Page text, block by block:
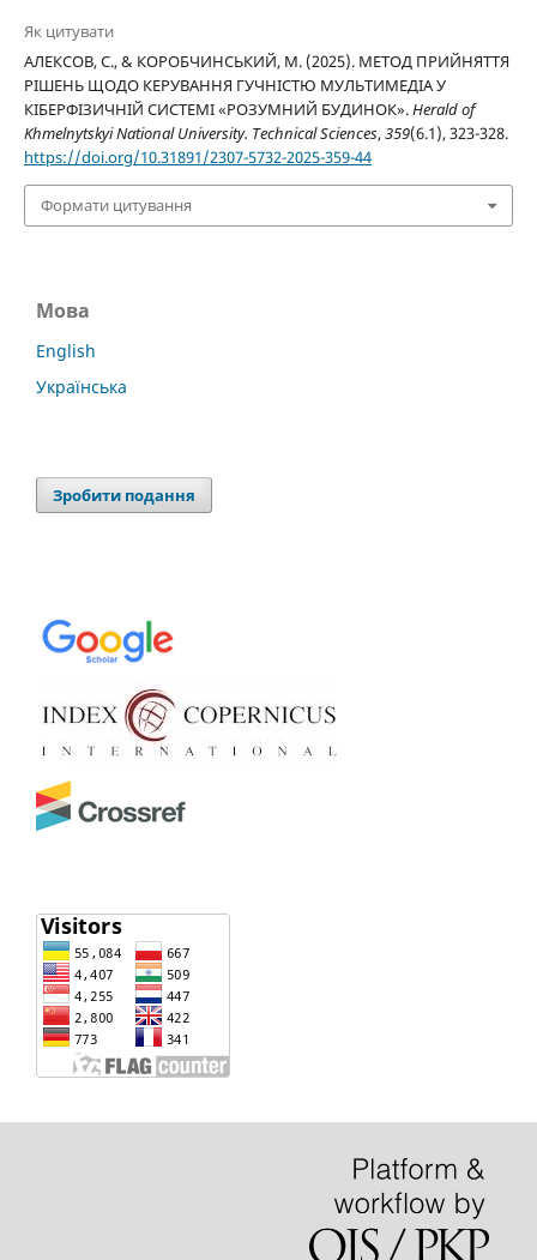
Як цитувати
АЛЕКСОВ, С., & КОРОБЧИНСЬКИЙ, М. (2025). МЕТОД ПРИЙНЯТТЯ
РІШЕНЬ ЩОДО КЕРУВАННЯ ГУЧНІСТЮ МУЛЬТИМЕДІА У
КІБЕРФІЗИЧНІЙ СИСТЕМІ «РОЗУМНИЙ БУДИНОК».Herald of
Khmelnytskyi National University. Technical Sciences,359(6.1), 323-328.
https://doi.org/10.31891/2307-5732-2025-359-44
Формати цитування
Мова
English
Українська
Зробити подання